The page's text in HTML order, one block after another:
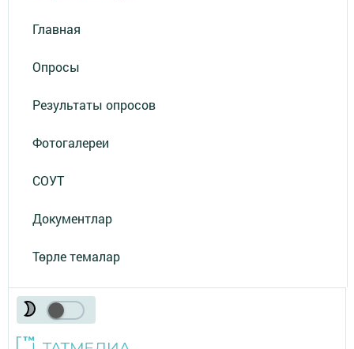
Главная
Опросы
Результаты опросов
Фотогалереи
СОУТ
Документлар
Төрле темалар